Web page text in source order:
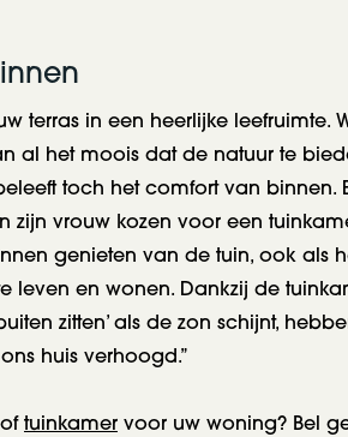
terras in een heerlijke leefruimte.
al het moois dat de natuur te
toch het comfort van binnen.
vrouw kozen voor een
genieten van de tuin, ook als
leven en wonen. Dankzij de
zitten’ als de zon schijnt,
huis verhoogd.”
of tuinkamer voor uw woning? Bel